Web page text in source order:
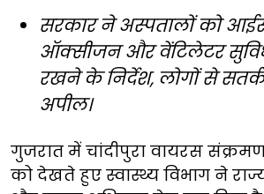
सरकार ने अस्पतालों को
ऑक्सीजन और वेंटिलेटर
रखने के निर्देश, लोगों से
अपील।
गुजरात में चांदीपुरा वायरस
को देखते हुए स्वास्थ्य विभाग ने